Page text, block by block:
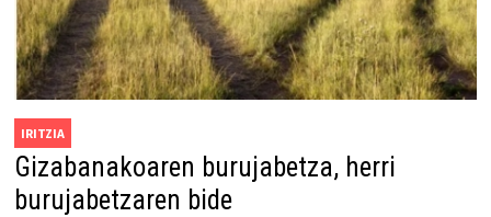
IRITZIA
Gizabanakoaren burujabetza, herri
burujabetzaren bide